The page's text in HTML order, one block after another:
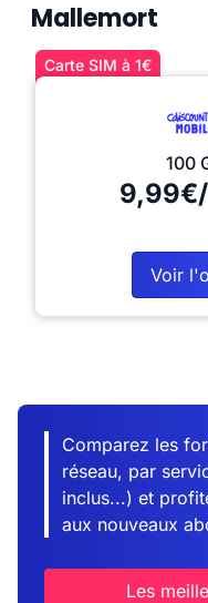
Mallemort
Carte SIM à 1€
100
Voir
Comparez les
réseau, par
inclus...) et
aux nouveaux
Les